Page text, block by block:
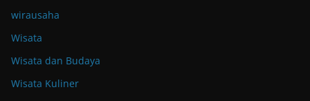
wirausaha
Wisata
Wisata dan Budaya
Wisata Kuliner